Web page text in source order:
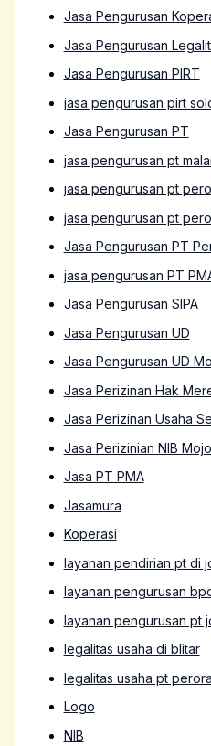
Jasa Pengurusan
Jasa Pengurusan
Jasa Pengurusan PIRT
jasa pengurusan pirt
Jasa Pengurusan PT
jasa pengurusan pt
jasa pengurusan pt
jasa pengurusan pt
Jasa Pengurusan PT
jasa pengurusan PT
Jasa Pengurusan SIPA
Jasa Pengurusan UD
Jasa Pengurusan UD
Jasa Perizinan Hak
Jasa Perizinan Usaha
Jasa Perizinian NIB
Jasa PT PMA
Jasamura
Koperasi
layanan pendirian pt di
layanan pengurusan
layanan pengurusan pt
legalitas usaha di blitar
legalitas usaha pt
Logo
NIB